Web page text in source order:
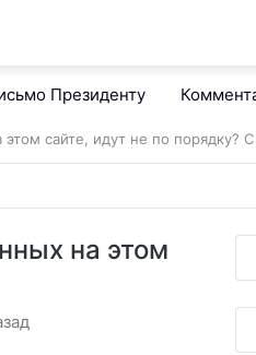
Президенту
сайте, идут не по порядку?
на этом